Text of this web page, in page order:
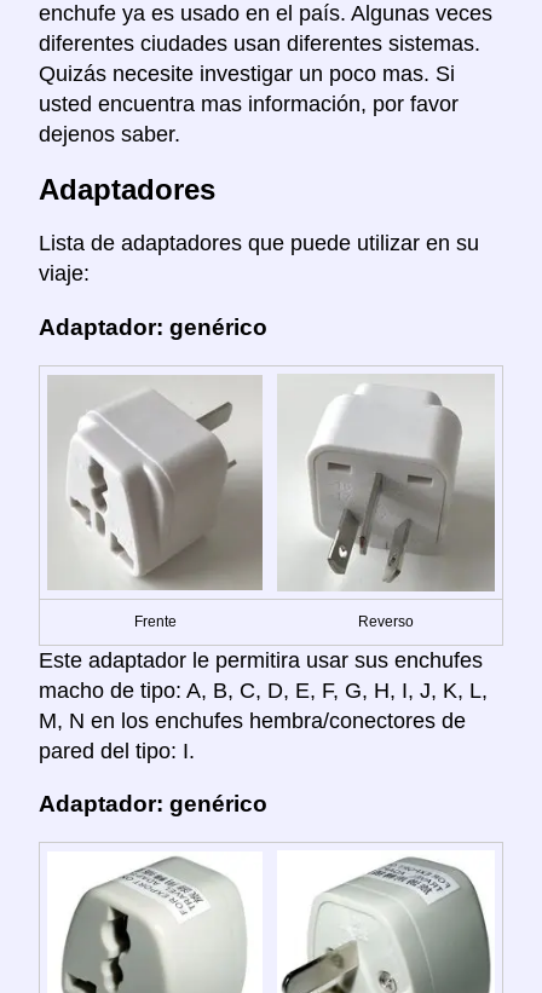
enchufe ya es usado en el país. Algunas veces
diferentes ciudades usan diferentes sistemas.
Quizás necesite investigar un poco mas. Si
usted encuentra mas información, por favor
dejenos saber.
Adaptadores
Lista de adaptadores que puede utilizar en su
viaje:
Adaptador: genérico
Frente Reverso
Este adaptador le permitira usar sus enchufes
macho de tipo: A, B, C, D, E, F, G, H, I, J, K, L,
M, N en los enchufes hembra/conectores de
pared del tipo: I.
Adaptador: genérico